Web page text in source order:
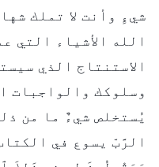
شيءٍ وأنت لا تملك
الله الأشياء التي
الاستنتاج الذي
وسلوكك والواجبات
يُستخلص شيءٌ ما من
الرَّبّ يسوع في